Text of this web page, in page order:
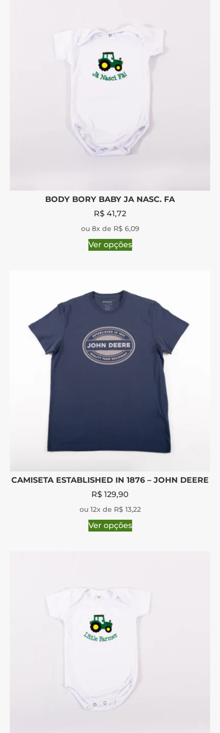
BODY BORY BABY JA NASC. FA
R$ 41,72
ou 8x de R$ 6,09
Ver opções
CAMISETA ESTABLISHED IN 1876 – JOHN DEERE
R$ 129,90
ou 12x de R$ 13,22
Ver opções